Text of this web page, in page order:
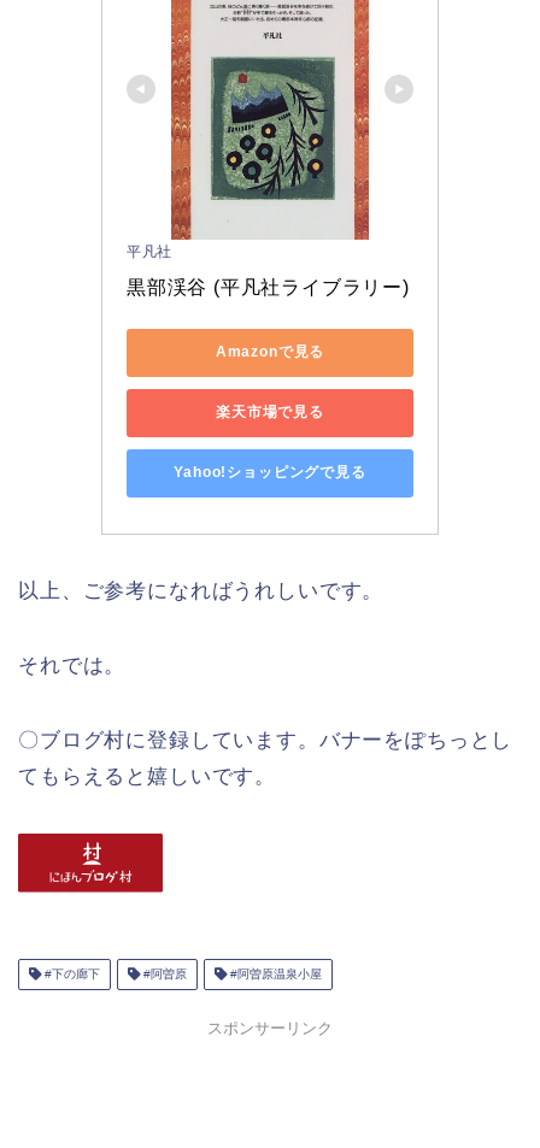
平凡社
黒部渓谷 (平凡社ライブラリー)
Amazonで見る
楽天市場で見る
Yahoo!ショッピングで見る
以上、ご参考になればうれしいです。
それでは。
〇ブログ村に登録しています。バナーをぽちっとし
てもらえると嬉しいです。
#下の廊下 #阿曽原 #阿曽原温泉小屋
スポンサーリンク